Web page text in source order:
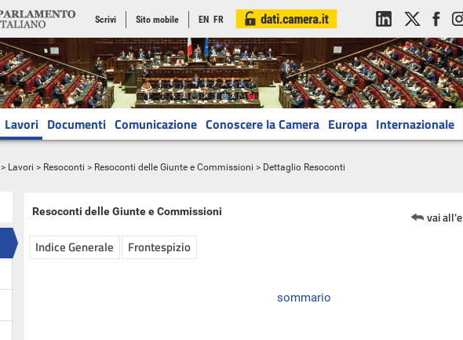
Scrivi Sito mobile EN FR
Lavori Documenti Comunicazione Conoscere la Camera Europa Internazionale
> Lavori > Resoconti > Resoconti delle Giunte e Commissioni > Dettaglio Resoconti
Resoconti delle Giunte e Commissioni vai
Indice Generale Frontespizio
sommario